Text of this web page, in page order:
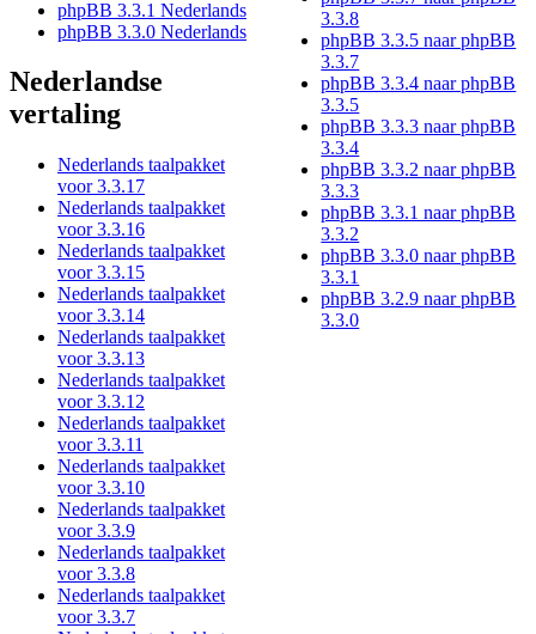
phpBB 3.3.1 Nederlands
phpBB 3.3.0 Nederlands
Nederlandse
vertaling
Nederlands taalpakket
voor 3.3.17
Nederlands taalpakket
voor 3.3.16
Nederlands taalpakket
voor 3.3.15
Nederlands taalpakket
voor 3.3.14
Nederlands taalpakket
voor 3.3.13
Nederlands taalpakket
voor 3.3.12
Nederlands taalpakket
voor 3.3.11
Nederlands taalpakket
voor 3.3.10
Nederlands taalpakket
voor 3.3.9
Nederlands taalpakket
voor 3.3.8
Nederlands taalpakket
voor 3.3.7
3.3.8
phpBB 3.3.5 naar phpBB
3.3.7
phpBB 3.3.4 naar phpBB
3.3.5
phpBB 3.3.3 naar phpBB
3.3.4
phpBB 3.3.2 naar phpBB
3.3.3
phpBB 3.3.1 naar phpBB
3.3.2
phpBB 3.3.0 naar phpBB
3.3.1
phpBB 3.2.9 naar phpBB
3.3.0